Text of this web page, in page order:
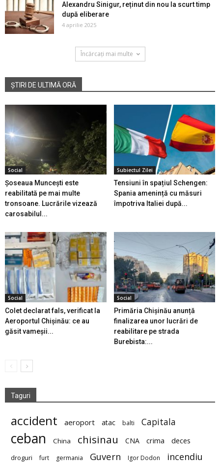
Alexandru Sinigur, reținut din nou la scurt timp
după eliberare
4 aprilie 2025
Încărcați mai multe
ȘTIRI DE ULTIMĂ ORĂ
Social
Șoseaua Muncești este
reabilitată pe mai multe
tronsoane. Lucrările vizează
carosabilul...
Subiectul Zilei
Tensiuni în spațiul Schengen:
Spania amenință cu măsuri
împotriva Italiei după...
Social
Colet declarat fals, verificat la
Aeroportul Chișinău: ce au
găsit vameșii...
Social
Primăria Chișinău anunță
finalizarea unor lucrări de
reabilitare pe strada
Burebista:...
Taguri
accident aeroport atac balti Capitala
ceban China chisinau CNA crima deces
droguri furt germania Guvern Igor Dodon incendiu